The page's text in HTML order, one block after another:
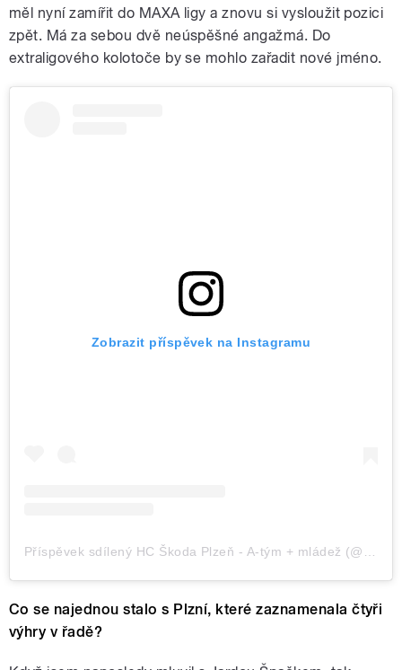
měl nyní zamířit do MAXA ligy a znovu si vysloužit pozici
zpět. Má za sebou dvě neúspěšné angažmá. Do
extraligového kolotoče by se mohlo zařadit nové jméno.
Zobrazit příspěvek na Instagramu
Příspěvek sdílený HC Škoda Plzeň - A-tým + mládež (@hcplzen_2)
Co se najednou stalo s Plzní, které zaznamenala čtyři
výhry v řadě?